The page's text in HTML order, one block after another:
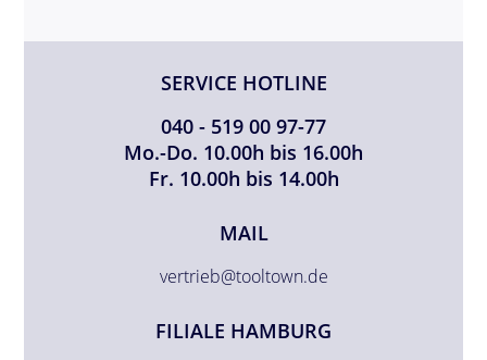
SERVICE HOTLINE
040 - 519 00 97-77
Mo.-Do. 10.00h bis 16.00h
Fr. 10.00h bis 14.00h
MAIL
vertrieb@tooltown.de
FILIALE HAMBURG